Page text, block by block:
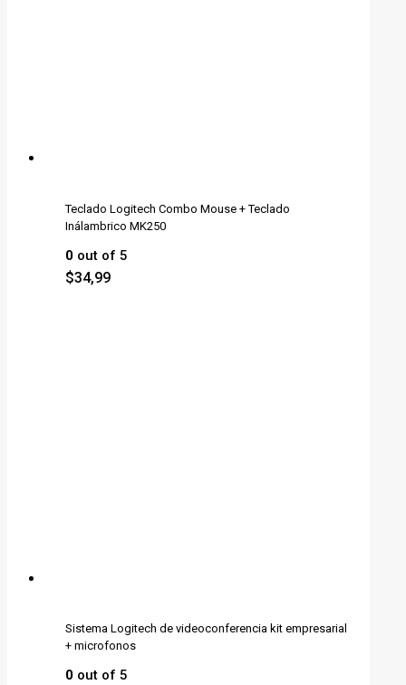
Teclado Logitech Combo Mouse + Teclado
Inálambrico MK250
0 out of 5
$34,99
Sistema Logitech de videoconferencia kit empresarial
+ microfonos
0 out of 5